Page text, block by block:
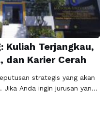
Kuliah Terjangkau,
dan Karier Cerah
strategis yang akan
Anda ingin jurusan yang
maka agribisnis di